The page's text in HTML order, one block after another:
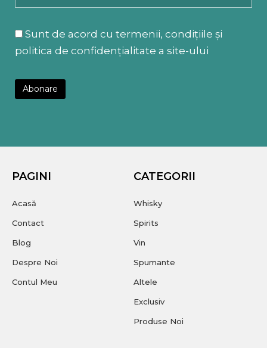
Sunt de acord cu termenii, condițiile și
politica de confidențialitate a site-ului
PAGINI
Acasă
Contact
Blog
Despre Noi
Contul Meu
CATEGORII
Whisky
Spirits
Vin
Spumante
Altele
Exclusiv
Produse Noi